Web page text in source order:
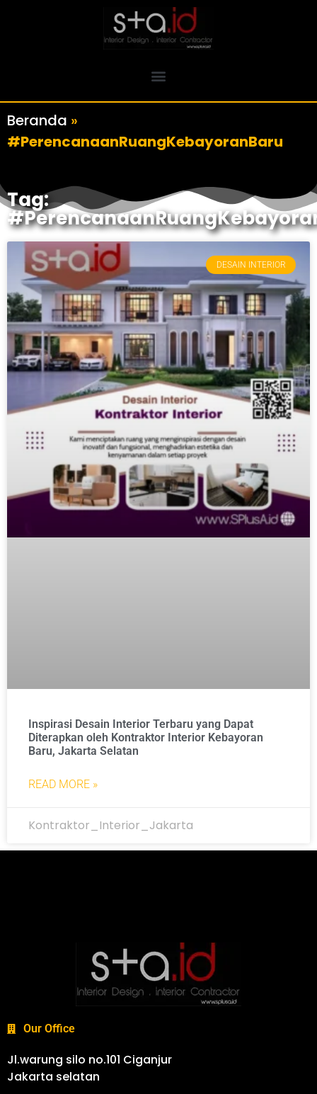
Beranda »
#PerencanaanRuangKebayoranBaru
Tag:
DESAIN INTERIOR
Inspirasi Desain Interior Terbaru yang Dapat
Diterapkan oleh Kontraktor Interior Kebayoran
Baru, Jakarta Selatan
READ MORE »
Kontraktor_Interior_Jakarta
Our Office
Jl.warung silo no.101 Ciganjur
Jakarta selatan